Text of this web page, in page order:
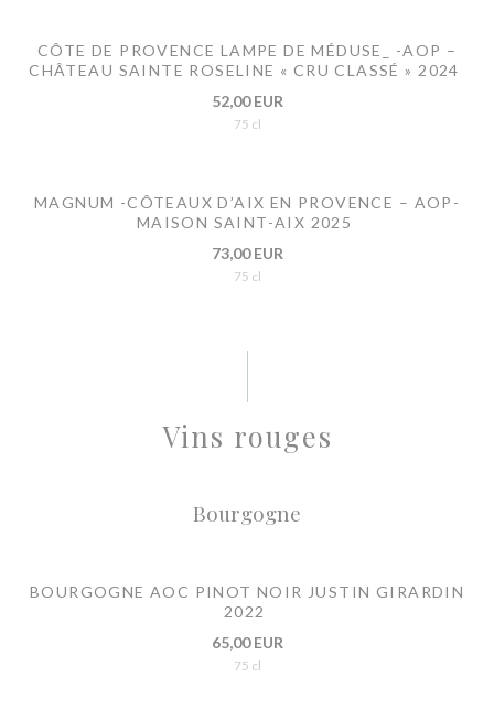
CÔTE DE PROVENCE LAMPE DE MÉDUSE_ -AOP –
CHÂTEAU SAINTE ROSELINE « CRU CLASSÉ » 2024
52,00 EUR
75 cl
MAGNUM -CÔTEAUX D’AIX EN PROVENCE – AOP-
MAISON SAINT-AIX 2025
73,00 EUR
75 cl
Vins rouges
Bourgogne
BOURGOGNE AOC PINOT NOIR JUSTIN GIRARDIN
2022
65,00 EUR
75 cl